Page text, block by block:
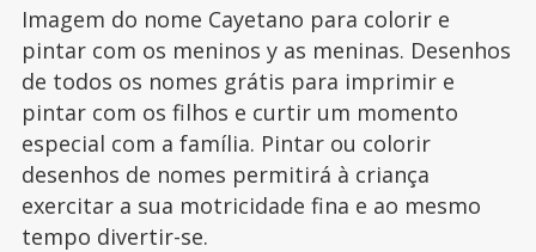
Imagem do nome Cayetano para colorir e
pintar com os meninos y as meninas. Desenhos
de todos os nomes grátis para imprimir e
pintar com os filhos e curtir um momento
especial com a família. Pintar ou colorir
desenhos de nomes permitirá à criança
exercitar a sua motricidade fina e ao mesmo
tempo divertir-se.